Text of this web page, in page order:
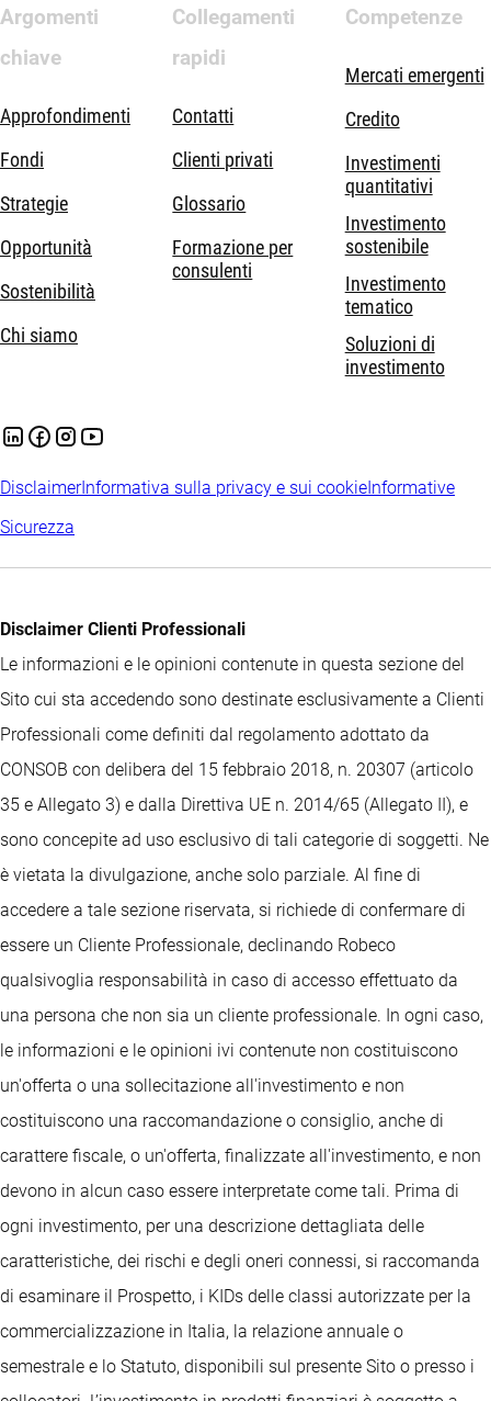
Argomenti
chiave
Approfondimenti
Fondi
Strategie
Opportunità
Sostenibilità
Chi siamo
Collegamenti
rapidi
Contatti
Clienti privati
Glossario
Formazione per
consulenti
Competenze
Mercati emergenti
Credito
Investimenti
quantitativi
Investimento
sostenibile
Investimento
tematico
Soluzioni di
investimento
DisclaimerInformativa sulla privacy e sui cookieInformative
Sicurezza
Disclaimer Clienti Professionali
Le informazioni e le opinioni contenute in questa sezione del
Sito cui sta accedendo sono destinate esclusivamente a Clienti
Professionali come definiti dal regolamento adottato da
CONSOB con delibera del 15 febbraio 2018, n. 20307 (articolo
35 e Allegato 3) e dalla Direttiva UE n. 2014/65 (Allegato II), e
sono concepite ad uso esclusivo di tali categorie di soggetti. Ne
è vietata la divulgazione, anche solo parziale. Al fine di
accedere a tale sezione riservata, si richiede di confermare di
essere un Cliente Professionale, declinando Robeco
qualsivoglia responsabilità in caso di accesso effettuato da
una persona che non sia un cliente professionale. In ogni caso,
le informazioni e le opinioni ivi contenute non costituiscono
un'offerta o una sollecitazione all'investimento e non
costituiscono una raccomandazione o consiglio, anche di
carattere fiscale, o un'offerta, finalizzate all'investimento, e non
devono in alcun caso essere interpretate come tali. Prima di
ogni investimento, per una descrizione dettagliata delle
caratteristiche, dei rischi e degli oneri connessi, si raccomanda
di esaminare il Prospetto, i KIDs delle classi autorizzate per la
commercializzazione in Italia, la relazione annuale o
semestrale e lo Statuto, disponibili sul presente Sito o presso i